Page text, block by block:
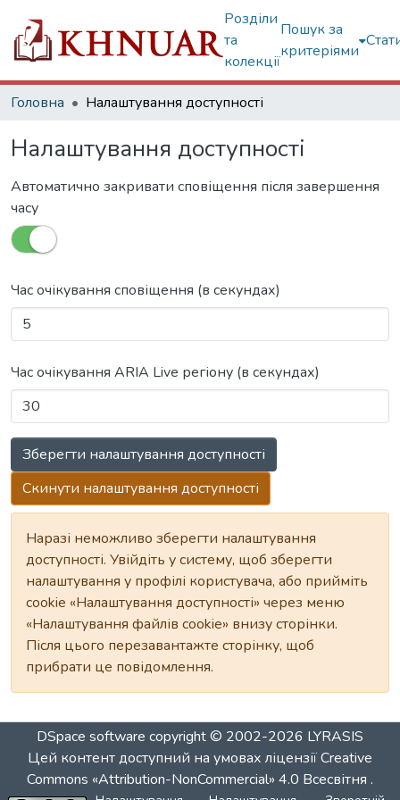
Розділи
та
колекції
Пошук за
критеріями
Головна Налаштування доступності
Налаштування доступності
Автоматично закривати сповіщення після завершення
часу
Час очікування сповіщення (в секундах)
Час очікування ARIA Live регіону (в секундах)
Зберегти налаштування доступності
Скинути налаштування доступності
Наразі неможливо зберегти налаштування
доступності. Увійдіть у систему, щоб зберегти
налаштування у профілі користувача, або прийміть
cookie «Налаштування доступності» через меню
«Налаштування файлів cookie» внизу сторінки.
Після цього перезавантажте сторінку, щоб
прибрати це повідомлення.
DSpace software copyright © 2002-2026 LYRASIS
Цей контент доступний на умовах ліцензіїCreative
Commons «Attribution-NonCommercial» 4.0 Всесвітня .